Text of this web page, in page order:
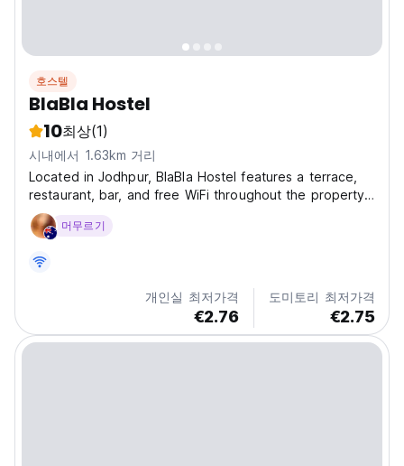
호스텔
BlaBla Hostel
10최상(1)
시내에서 1.63km 거리
Located in Jodhpur, BlaBla Hostel features a terrace,
restaurant, bar, and free WiFi throughout the property.
The property is situated 3 km from Mehrangarh Fort,
2.1 km from Jodhpur Railway Station and 3.3 km from
머무르기
개인실 최저가격
€2.76
도미토리 최저가격
€2.75